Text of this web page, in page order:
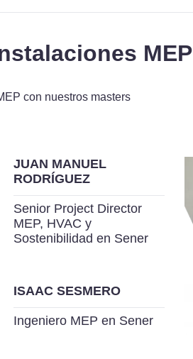
MEP
con nuestros masters
JUAN MANUEL
RODRÍGUEZ
Senior Project Director
MEP, HVAC y
Sostenibilidad en Sener
ISAAC SESMERO
Ingeniero MEP en Sener